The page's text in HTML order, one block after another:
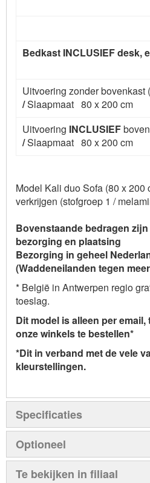
Bedkast INCLUSIEF desk,
Uitvoering zonder bovenkast
/Slaapmaat 80 x 200 cm
Uitvoering INCLUSIEF
/Slaapmaat 80 x 200 cm
Model Kali duo Sofa (80 x 200
verkrijgen (stofgroep 1 /
Bovenstaande bedragen
bezorging en plaatsing
Bezorging in geheel
(Waddeneilanden tegen
* België in Antwerpen regio
toeslag.
Dit model is alleen per
onze winkels te bestellen*
*Dit in verband met de vele
kleurstellingen.
Specificaties
Optioneel
Te bekijken in filiaal